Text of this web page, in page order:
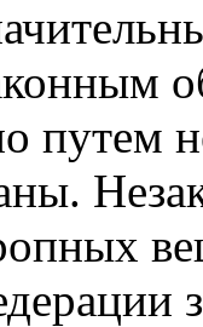
путем